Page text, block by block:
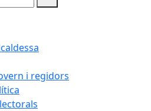
i regidors